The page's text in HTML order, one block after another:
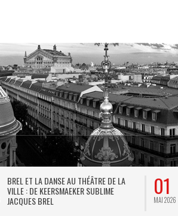
BREL ET LA DANSE AU THÉÂTRE DE LA
VILLE : DE KEERSMAEKER SUBLIME
JACQUES BREL
01
MAI 2026